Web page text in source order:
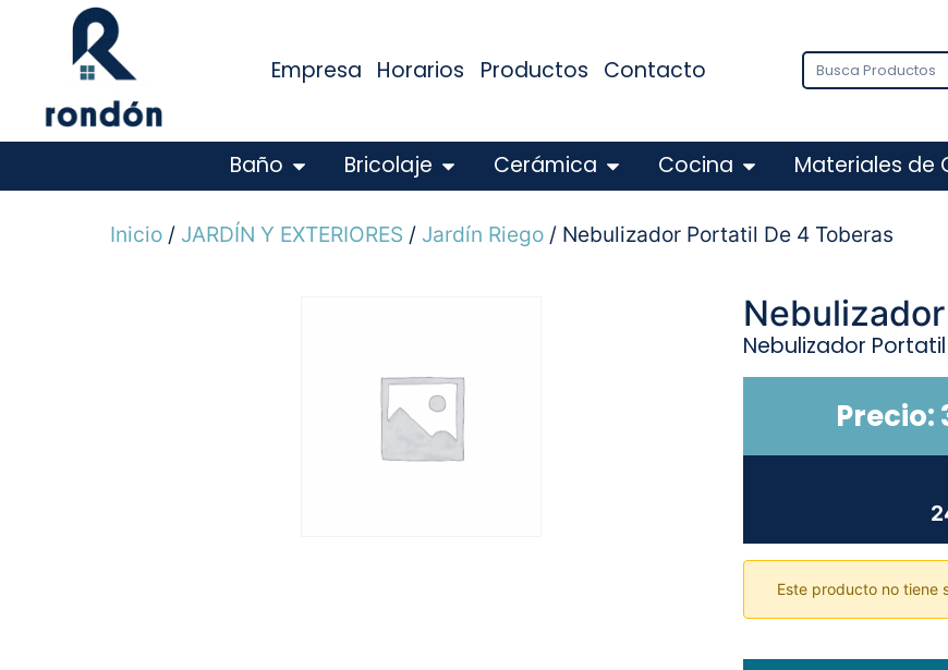
Empresa Horarios Productos Contacto
Baño Bricolaje Cerámica Cocina Materiales de
Inicio/ JARDÍN Y EXTERIORES / Jardín Riego/ Nebulizador Portatil De 4 Toberas
Nebulizador
Precio:
Este producto no tiene